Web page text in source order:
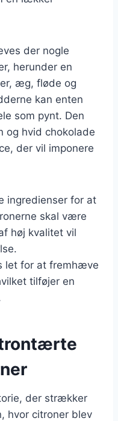
der nogle
herunder en
æg, fløde og
kan enten
som pynt. Den
og hvid chokolade
der vil imponere
ingredienser for at
skal være
høj kvalitet vil
let for at fremhæve
tilføjer en
der strækker
hvor citroner blev